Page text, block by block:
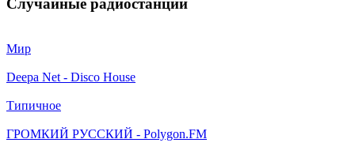
Случайные радиостанции
Мир
Deepa Net - Disco House
Типичное
ГРОМКИЙ РУССКИЙ - Polygon.FM